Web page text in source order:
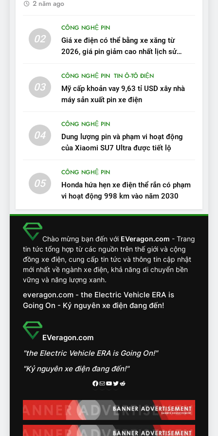
10
VinFast VF 7 tấm tắc: “Hơn
hẳn xe xăng”
ĐÁNH GIÁ XE
Người dùng nhận xét về
VinFast VF7: Độ hoàn thiện
tốt, lái hay nhất tầm giá 1 tỷ
đồng
12
VinFast VF7 – Mẫu xe cá
ĐÁNH GIÁ XE
Chuyên gia tiết lộ bài test
đối về an toàn trên VinFast
VF8
ĐÁNH GIÁ XE
14
VinFast VF7 đang bỏ xa
như thế nào?
ĐÁNH GIÁ XE
15
‘cảnh vệ’ ADAS, ‘trợ lý’ ViVi
trên ngàn dặm đường
CÔNG NGHỆ AI, TỰ LÁI, ADAS,
ROBOTAXI
ĐÁNH GIÁ XE
Chọn VinFast VF8 hay Santa
Fe, Fortuner ?
ĐÁNH GIÁ XE
2 năm ago
02
CÔNG NGHỆ PIN
Giá xe điện có thể bằng xe xăng từ
2026, giá pin giảm cao nhất lịch sử
03
CÔNG NGHỆ PIN TIN Ô-TÔ ĐIỆN
Mỹ cấp khoản vay 9,63 tỉ USD xây nhà
máy sản xuất pin xe điện
04
CÔNG NGHỆ PIN
Dung lượng pin và phạm vi hoạt động
của Xiaomi SU7 Ultra được tiết lộ
05
CÔNG NGHỆ PIN
Honda hứa hẹn xe điện thể rắn có phạm
vi hoạt động 998 km vào năm 2030
Chào mừng bạn đến với EVeragon.com - Trang
tin tức tổng hợp từ các nguồn trên thế giới và cộng
đồng xe điện, cung cấp tin tức và thông tin cập nhật
mới nhất về ngành xe điện, khả năng di chuyển bền
vững và năng lượng xanh.
everagon.com - the Electric Vehicle ERA is
Going On - Kỷ nguyên xe điện đang đến!
EVeragon.com
"the Electric Vehicle ERA is Going On!"
"Kỷ nguyên xe điện đang đến!"
Facebook
MailYoutube
Twitter